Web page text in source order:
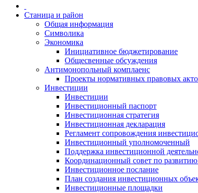
Станица и район
Общая информация
Символика
Экономика
Инициативное бюджетирование
Общесвенные обсуждения
Антимонопольный комплаенс
Проекты нормативных правовых
Инвестиции
Инвестиции
Инвестиционный паспорт
Инвестиционная стратегия
Инвестиционная декларация
Регламент сопровождения
Инвестиционный уполномоченный
Поддержка инвестиционной
Координационный совет по
Инвестиционное послание
План создания инвестиционных
Инвестиционные площадки